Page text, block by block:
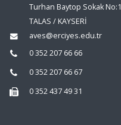
Turhan Baytop Sokak
TALAS / KAYSERİ
aves@erciyes.edu.tr
0 352 207 66 66
0 352 207 66 67
0 352 437 49 31